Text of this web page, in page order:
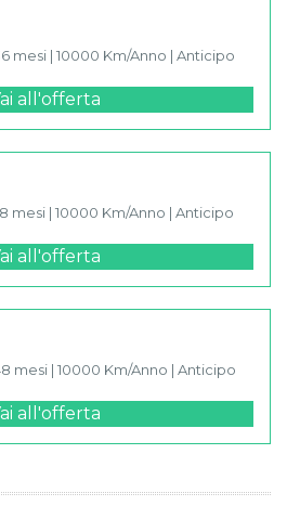
mesi | 10000 Km/Anno | Anticipo
all'offerta
mesi | 10000 Km/Anno | Anticipo
all'offerta
mesi | 10000 Km/Anno | Anticipo
all'offerta